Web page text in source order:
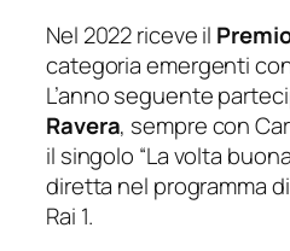
Nel 2022 riceve il
categoria emergenti
L’anno seguente
Ravera, sempre con
il singolo “La volta
diretta nel programma
Rai 1.